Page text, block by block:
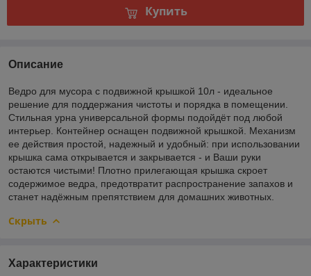
Купить
Описание
Ведро для мусора с подвижной крышкой 10л - идеальное
решение для поддержания чистоты и порядка в помещении.
Стильная урна универсальной формы подойдёт под любой
интерьер. Контейнер оснащен подвижной крышкой. Механизм
ее действия простой, надежный и удобный: при использовании
крышка сама открывается и закрывается - и Ваши руки
остаются чистыми! Плотно прилегающая крышка скроет
содержимое ведра, предотвратит распространение запахов и
станет надёжным препятствием для домашних животных.
Скрыть
Характеристики